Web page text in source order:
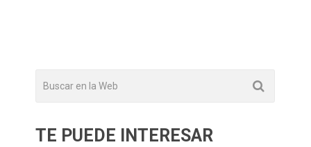
TE PUEDE INTERESAR